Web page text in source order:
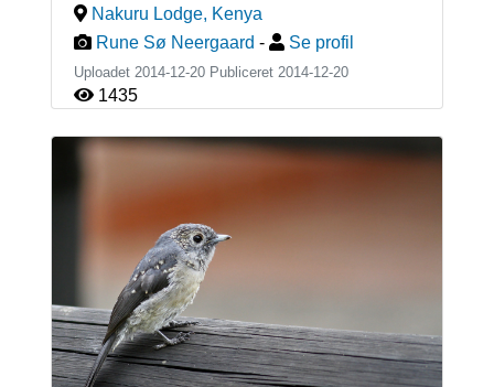
Nakuru Lodge, Kenya
Rune Sø Neergaard - Se profil
Uploadet 2014-12-20 Publiceret 2014-12-20
1435